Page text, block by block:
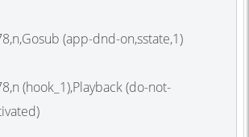
(app-dnd-on,sstate,1)
(hook_1),Playback(do-not-